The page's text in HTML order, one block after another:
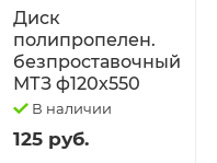
Диск
полипропелен.
безпроставочный
МТЗ ф120х550
В наличии
125 руб.